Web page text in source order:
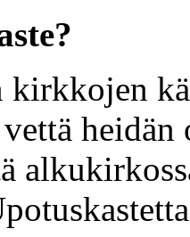
kirkkojen